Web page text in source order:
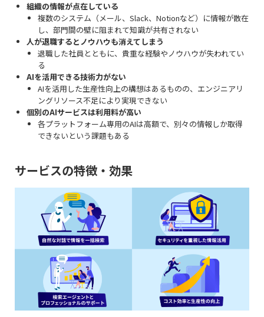
組織の情報が点在している
複数のシステム（メール、Slack、Notionなど）に情報が散在
し、部門間の壁に阻まれて知識が共有されない
人が退職するとノウハウも消えてしまう
退職した社員とともに、貴重な経験やノウハウが失われてい
る
AIを活用できる技術力がない
AIを活用した生産性向上の構想はあるものの、エンジニアリ
ングリソース不足により実現できない
個別のAIサービスは利用料が高い
各プラットフォーム専用のAIは高額で、別々の情報しか取得
できないという課題もある
サービスの特徴・効果